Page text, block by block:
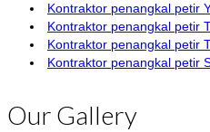
Kontraktor penangkal petir
Kontraktor penangkal petir
Kontraktor penangkal petir
Kontraktor penangkal petir
Our Gallery